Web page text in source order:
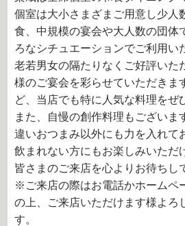
個室は大小さまざまご用意し少人
食、中規模の宴会や大人数の団体
ろなシチュエーションでご利用い
老若男女の隔たりなくご好評いた
様のご宴会を彩らせていただきま
ど、当店でも特に人気な料理をぜ
また、自慢の創作料理もございま
違いおつまみ以外にも力を入れて
飲まれない方にもお楽しみいただ
皆さまのご来店を心よりお待ちし
※ご来店の際はお電話かホームペ
の上、ご来店いただけます様よろ
す。